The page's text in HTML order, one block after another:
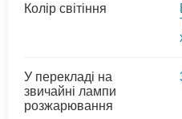
Колір світіння
У перекладі на
звичайні лампи
розжарювання